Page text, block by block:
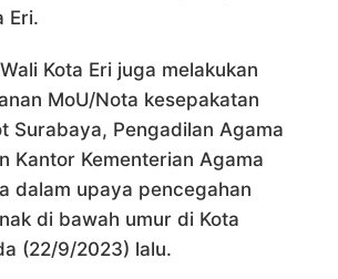
Eri.
Kota Eri juga melakukan
MoU/Nota kesepakatan
Surabaya, Pengadilan Agama
Kantor Kementerian Agama
dalam upaya pencegahan
di bawah umur di Kota
(22/9/2023) lalu.